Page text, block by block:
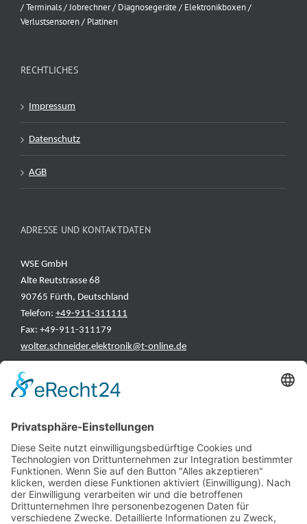
/ Terminals / Jobrechner / Diagnosegeräte / Elektronikboxen /
Verlustsensoren / Platinen
RECHTLICHES
Impressum
Datenschutz
AGB
ADRESSE UND KONTAKTDATEN
WSE GmbH
Alte Reutstrasse 68
90765 Fürth, Deutschland
Telefon: +49-911-311111
Fax: +49-911-311179
wolter.schneider.elektronik@t-online.de
INFORMATIONEN
Test & Reparatur
Hersteller
Fehlerliste